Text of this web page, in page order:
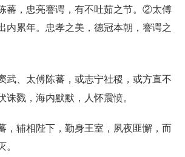
蕃，忠亮謇谔，有不吐茹之节。②太傅
内累年。忠孝之美，德冠本朝，謇谔之
武、太傅陈蕃，或志宁社稷，或方直不
诛戮，海内默默，人怀震愤。
，辅相陛下，勤身王室，夙夜匪懈，而
。